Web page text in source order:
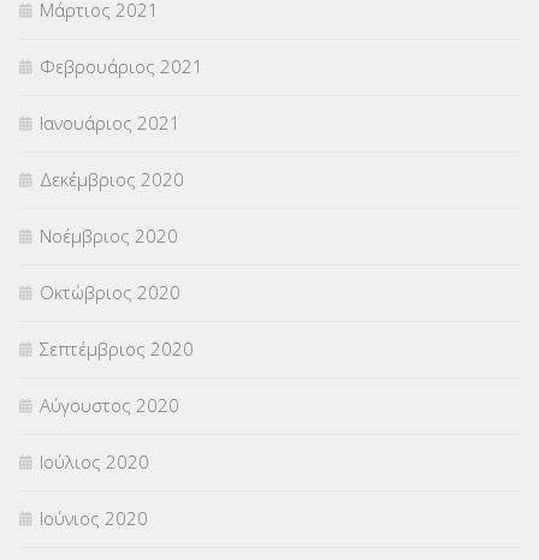
Μάρτιος 2021
Φεβρουάριος 2021
Ιανουάριος 2021
Δεκέμβριος 2020
Νοέμβριος 2020
Οκτώβριος 2020
Σεπτέμβριος 2020
Αύγουστος 2020
Ιούλιος 2020
Ιούνιος 2020